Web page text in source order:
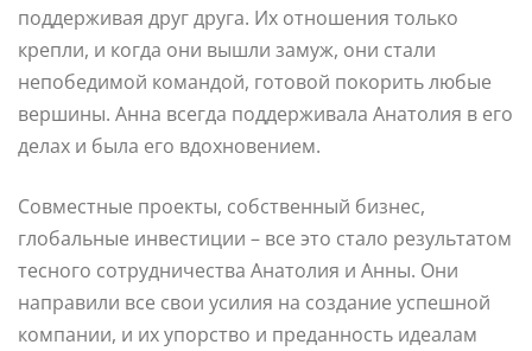
поддерживая друг друга. Их отношения только
крепли, и когда они вышли замуж, они стали
непобедимой командой, готовой покорить любые
вершины. Анна всегда поддерживала Анатолия в его
делах и была его вдохновением.
Совместные проекты, собственный бизнес,
глобальные инвестиции – все это стало результатом
тесного сотрудничества Анатолия и Анны. Они
направили все свои усилия на создание успешной
компании, и их упорство и преданность идеалам